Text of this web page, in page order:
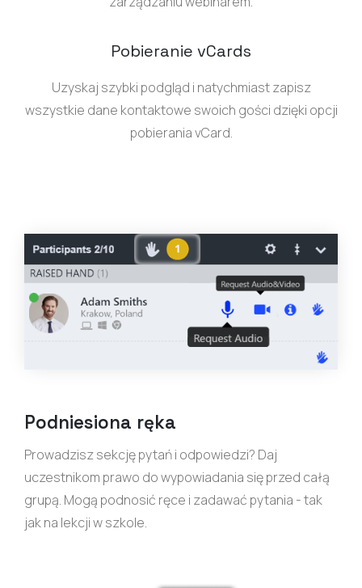
Pobieranie vCards
Uzyskaj szybki podgląd i natychmiast zapisz
wszystkie dane kontaktowe swoich gości dzięki opcji
pobierania vCard.
Podniesiona ręka
Prowadzisz sekcję pytań i odpowiedzi? Daj
uczestnikom prawo do wypowiadania się przed całą
grupą. Mogą podnosić ręce i zadawać pytania - tak
jak na lekcji w szkole.